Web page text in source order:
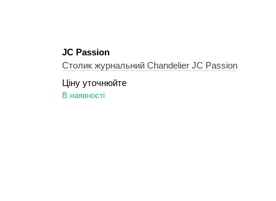
JC Passion
Столик журнальний Chandelier JC Passion
Ціну уточнюйте
В наявності